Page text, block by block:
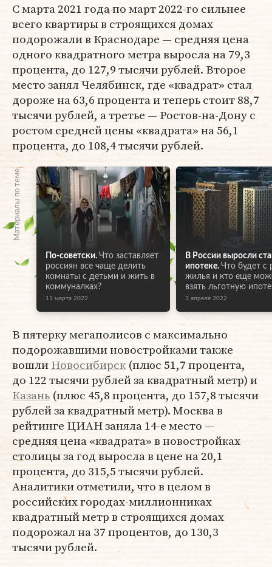
C марта 2021 года по март 2022-го сильнее
всего квартиры в строящихся домах
подорожали в Краснодаре — средняя цена
одного квадратного метра выросла на 79,3
процента, до 127,9 тысячи рублей. Второе
место занял Челябинск, где «квадрат» стал
дороже на 63,6 процента и теперь стоит 88,7
тысячи рублей, а третье — Ростов-на-Дону с
ростом средней цены «квадрата» на 56,1
процента, до 108,4 тысячи рублей.
Материалы по теме
По-советски. Что заставляет
россиян все чаще делить
комнаты с детьми и жить в
коммуналках?
11 марта 2022
В России выросли
ипотеке. Что будет с
жилья и кто еще
взять льготную
3 апреля 2022
В пятерку мегаполисов с максимально
подорожавшими новостройками также
вошлиНовосибирск (плюс 51,7 процента,
до 122 тысячи рублей за квадратный метр) и
Казань (плюс 45,8 процента, до 157,8 тысячи
рублей за квадратный метр). Москва в
рейтинге ЦИАН заняла 14-е место —
средняя цена «квадрата» в новостройках
столицы за год выросла в цене на 20,1
процента, до 315,5 тысячи рублей.
Аналитики отметили, что в целом в
российских городах-миллионниках
квадратный метр в строящихся домах
подорожал на 37 процентов, до 130,3
тысячи рублей.